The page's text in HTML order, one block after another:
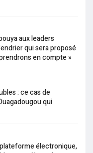
aux leaders
qui sera proposé
en compte »
: ce cas de
qui
électronique,